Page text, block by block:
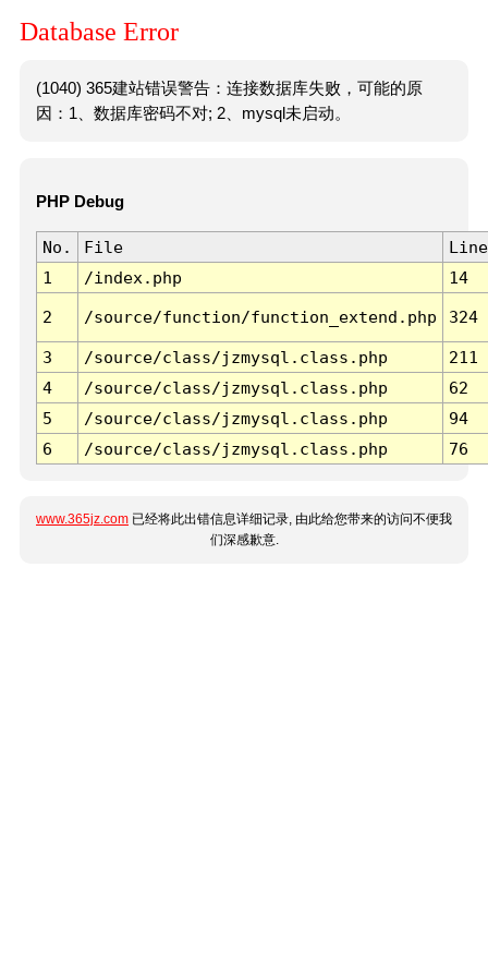
Database Error
(1040) 365建站错误警告：连接数据库失败，可能的原
因：1、数据库密码不对; 2、mysql未启动。
PHP Debug
No. File
Line
1
/index.php 14
2 /source/function/function_extend.php 324
3 /source/class/jzmysql.class.php
211
4
/source/class/jzmysql.class.php
62
5
/source/class/jzmysql.class.php
94
6
/source/class/jzmysql.class.php 76
www.365jz.com 已经将此出错信息详细记录, 由此给您带来的访问不便我
们深感歉意.